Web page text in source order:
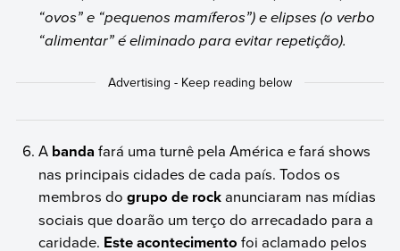
“ovos” e “pequenos mamíferos”) e elipses (o verbo
“alimentar” é eliminado para evitar repetição).
A banda fará uma turnê pela América e fará shows
nas principais cidades de cada país. Todos os
membros dogrupo de rockanunciaram nas mídias
sociais que doarão um terço do arrecadado para a
caridade. Este acontecimento foi aclamado pelos